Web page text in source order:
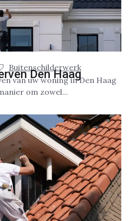
Buitenschilderwerk
Den Haag
van uw woning in Den Haag
om zowel...